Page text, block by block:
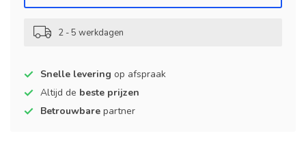
2 - 5 werkdagen
Snelle levering op afspraak
Altijd de beste prijzen
Betrouwbare partner